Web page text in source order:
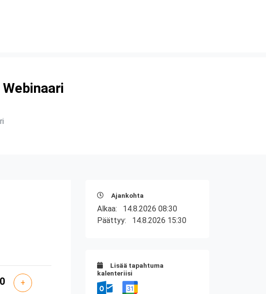
+
Ajankohta
Alkaa: 14.8.2026 08:30
Päättyy: 14.8.2026 15:30
Lisää tapahtuma
kalenteriisi